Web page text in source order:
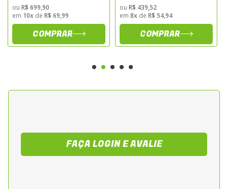
respiravel
Protetor rigido no dorso da mao
Reforcos estrategicos na palma e nos dedos
para maior resistencia a abrasao
Design ergonomico pre curvado para
Insercoes elasticas para maior mobilidade
Excelente tato e controle dos comandos
Certificacao conforme normas de
seguranca vigentes
ou R$ 699,90
em 10x de R$ 69,99
COMPRAR
ou R$ 439,52
em 8x de R$ 54,94
COMPRAR
FAÇA LOGIN E AVALIE